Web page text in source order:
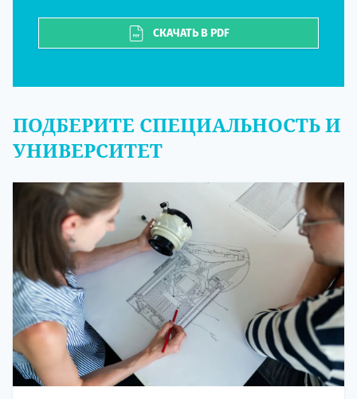
СКАЧАТЬ В PDF
ПОДБЕРИТЕ СПЕЦИАЛЬНОСТЬ И
УНИВЕРСИТЕТ